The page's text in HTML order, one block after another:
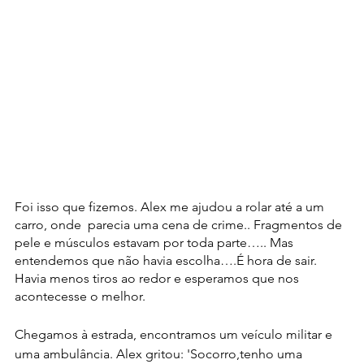
Foi isso que fizemos. Alex me ajudou a rolar até a um
carro, onde  parecia uma cena de crime.. Fragmentos de
pele e músculos estavam por toda parte….. Mas
entendemos que não havia escolha….É hora de sair.
Havia menos tiros ao redor e esperamos que nos
acontecesse o melhor.
Chegamos à estrada, encontramos um veículo militar e
uma ambulância. Alex gritou: 'Socorro,tenho uma